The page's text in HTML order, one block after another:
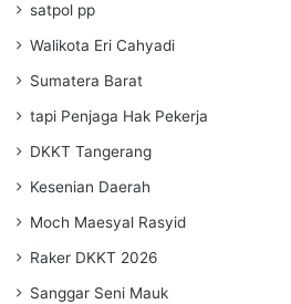
satpol pp
Walikota Eri Cahyadi
Sumatera Barat
tapi Penjaga Hak Pekerja
DKKT Tangerang
Kesenian Daerah
Moch Maesyal Rasyid
Raker DKKT 2026
Sanggar Seni Mauk